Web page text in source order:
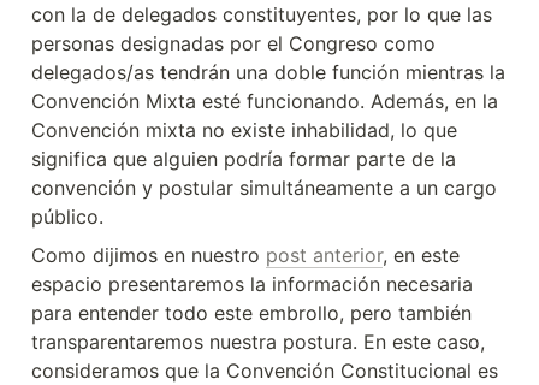
con la de delegados constituyentes, por lo que las
personas designadas por el Congreso como
delegados/as tendrán una doble función mientras la
Convención Mixta esté funcionando. Además, en la
Convención mixta no existe inhabilidad, lo que
significa que alguien podría formar parte de la
convención y postular simultáneamente a un cargo
público.
Como dijimos en nuestro post anterior, en este
espacio presentaremos la información necesaria
para entender todo este embrollo, pero también
transparentaremos nuestra postura. En este caso,
consideramos que la Convención Constitucional es